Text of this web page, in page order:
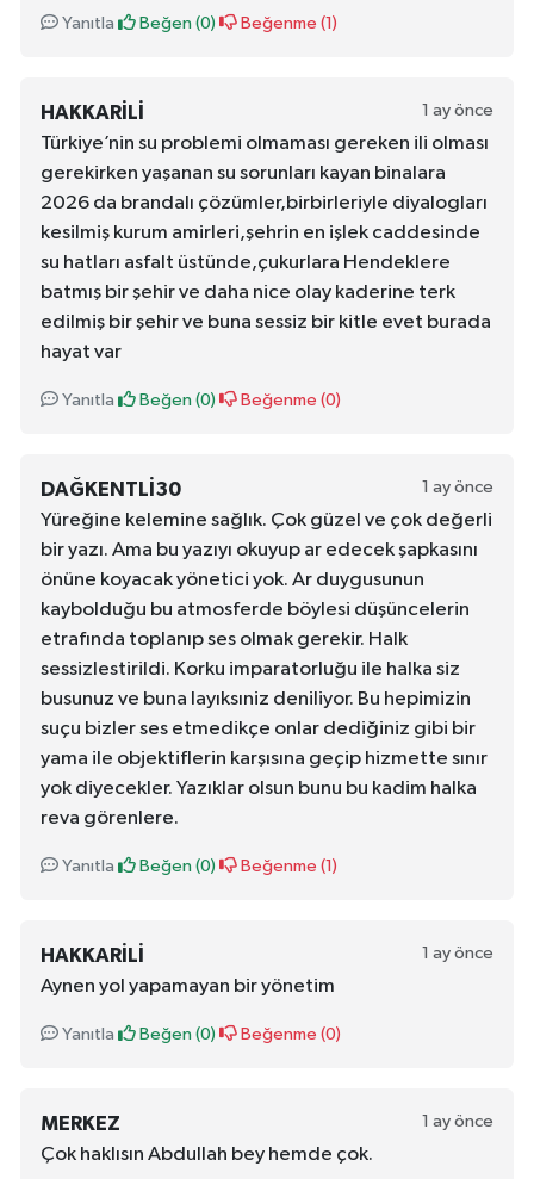
Yanıtla Beğen (0) Beğenme (1 )
HAKKARILI 1 ay önce
Türkiye’nin su problemi olmaması gereken ili olması
gerekirken yaşanan su sorunları kayan binalara
2026 da brandalı çözümler,birbirleriyle diyalogları
kesilmiş kurum amirleri,şehrin en işlek caddesinde
su hatları asfalt üstünde,çukurlara Hendeklere
batmış bir şehir ve daha nice olay kaderine terk
edilmiş bir şehir ve buna sessiz bir kitle evet burada
hayat var
Yanıtla Beğen (0) Beğenme (0)
DAĞKENTLI30 1 ay önce
Yüreğine kelemine sağlık. Çok güzel ve çok değerli
bir yazı. Ama bu yazıyı okuyup ar edecek şapkasını
önüne koyacak yönetici yok. Ar duygusunun
kaybolduğu bu atmosferde böylesi düşüncelerin
etrafında toplanıp ses olmak gerekir. Halk
sessizlestirildi. Korku imparatorluğu ile halka siz
busunuz ve buna layıksıniz deniliyor. Bu hepimizin
suçu bizler ses etmedikçe onlar dediğiniz gibi bir
yama ile objektiflerin karşısına geçip hizmette sınır
yok diyecekler. Yazıklar olsun bunu bu kadim halka
reva görenlere.
Yanıtla Beğen (0) Beğenme (1 )
HAKKARILI 1 ay önce
Aynen yol yapamayan bir yönetim
Yanıtla Beğen (0) Beğenme (0)
MERKEZ 1 ay önce
Çok haklısın Abdullah bey hemde çok.